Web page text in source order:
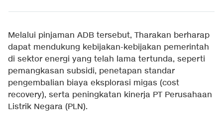
Melalui pinjaman ADB tersebut, Tharakan berharap
dapat mendukung kebijakan-kebijakan pemerintah
di sektor energi yang telah lama tertunda, seperti
pemangkasan subsidi, penetapan standar
pengembalian biaya eksplorasi migas (cost
recovery), serta peningkatan kinerja PT Perusahaan
Listrik Negara (PLN).